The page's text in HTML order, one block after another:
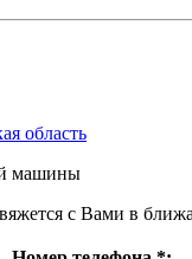
область
машины
с Вами в